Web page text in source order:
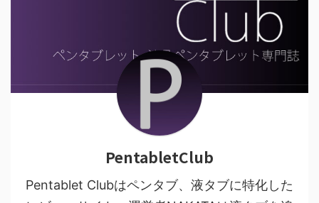
PentabletClub
Pentablet Clubはペンタブ、液タブに特化した